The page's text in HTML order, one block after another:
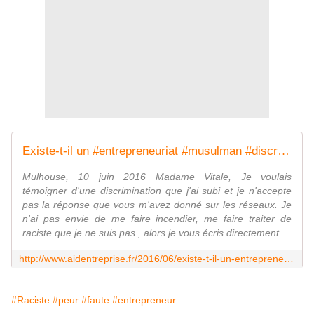
Existe-t-il un #entrepreneuriat #musulman #discriminatoire à l'#embauche? - Association Aide Entreprise
Mulhouse, 10 juin 2016 Madame Vitale, Je voulais
témoigner d'une discrimination que j'ai subi et je n'accepte
pas la réponse que vous m'avez donné sur les réseaux. Je
n'ai pas envie de me faire incendier, me faire traiter de
raciste que je ne suis pas , alors je vous écris directement.
#Raciste #peur #faute #entrepreneur